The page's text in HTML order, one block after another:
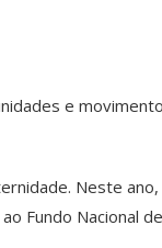
e
Neste
Fundo Nacional